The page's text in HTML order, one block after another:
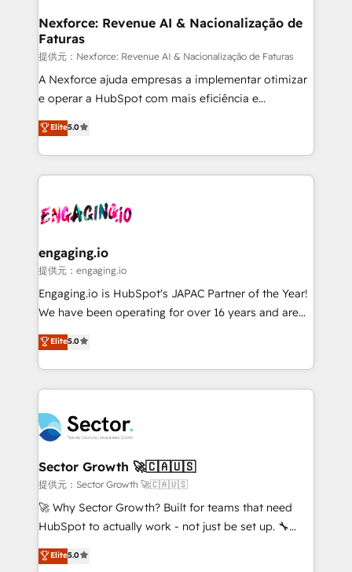
Station, Freshdesk, Intercom, and more. Custom
objects, automations, and integrations built for
growth. 🚀 AI-Driven GTM Orchestration Unify
HubSpot with LinkedIn, WhatsApp, email, paid
media, and AI voice to drive pipeline. 🤖 AI Custom
prospecting, follow-ups, service triage, and
knowledge retrieval—built in HubSpot. ⚡ Fast-Track
advanced optimization & adoption 📍 São Paulo, BR
• Des Moines, IA • New York, NY
Nexforce: Revenue AI & Nacionalização de
Faturas
提供元：Nexforce: Revenue AI & Nacionalização de Faturas
A Nexforce ajuda empresas a implementar otimizar
e operar a HubSpot com mais eficiência e
previsibilidade de receita. Combinamos Revenue
Operations (RevOps) e Inteligência Artificial para
estruturar processos integrar sistemas organizar
dados e automatizar operações. O objetivo é
operacional de receita conectando equipes
Também somos distribuidores oficiais da HubSpot
e de mais de 150 softwares globais permitindo
contratar e pagar a HubSpot em reais com nota
fiscal no Brasil e gerar economia de até 50% na
Oferecemos ainda agentes de IA especializados em
HubSpot que automatizam tarefas executam rotinas
empresas em 13 países utilizam a Nexforce. Somos
a maior parceira da HubSpot na América Latina e
líder no ranking global de sucesso do cliente da
HubSpot.
Elite5.0
engaging.io
提供元：engaging.io
Engaging.io is HubSpot's JAPAC Partner of the Year!
We have been operating for over 16 years and are
one of HubSpot's most experienced and technically
capable Agency Partners globally. We specialise in
complex CRM migrations, implementations,
integrations, custom CMS portal development,
businesses. Our teams are based in North America
and APAC. We are HubSpot's top-ranked Advanced
Implementation Certified Partner and we contribute
to their advisory council. We strive to do 'good work
with good people' and have worked with incredible
brands. You can see some of them on our website,
Elite5.0
Sector Growth 🚀🇨🇦🇺🇸
提供元：Sector Growth 🚀🇨🇦🇺🇸
🚀 Why Sector Growth? Built for teams that need
HubSpot to actually work - not just be set up. 🔧
HubSpot Experts: Onboarding, migrations,
automation, and training built for adoption. ⚡ Highly
Elite5.0